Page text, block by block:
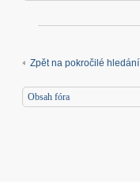
Zpět na pokročilé hledání
Obsah fóra